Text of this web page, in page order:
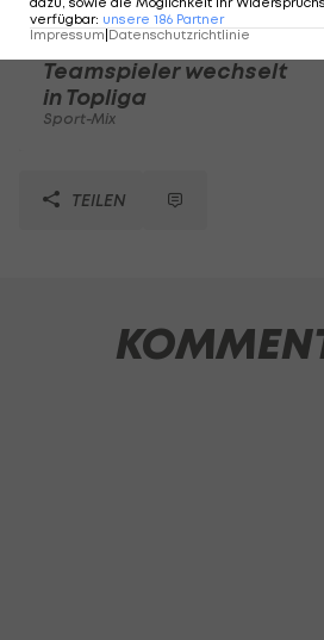
Karrieresprung! ÖVV-
Teamspieler wechselt
in Topliga
Sport-Mix
TEILEN
verfügbar: unsere 186 Partner
Impressum Datenschutzrichtlinie